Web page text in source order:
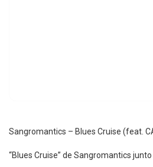
Sangromantics – Blues Cruise (feat.
“Blues Cruise” de Sangromantics